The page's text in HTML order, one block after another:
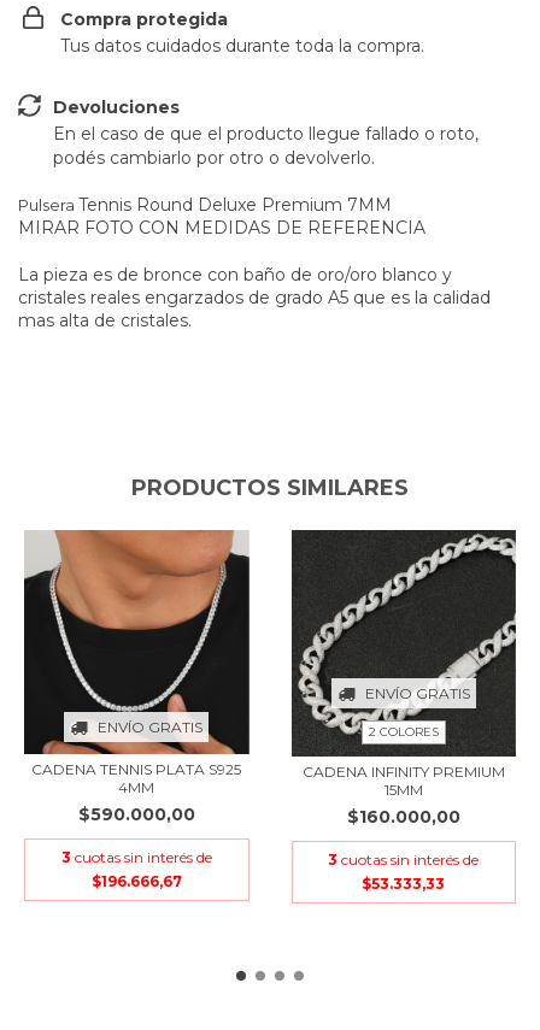
Compra protegida
Tus datos cuidados durante toda la compra.
Devoluciones
En el caso de que el producto llegue fallado o roto,
podés cambiarlo por otro o devolverlo.
Pulsera Tennis Round Deluxe Premium 7MM
MIRAR FOTO CON MEDIDAS DE REFERENCIA
La pieza es de bronce con baño de oro/oro blanco y
cristales reales engarzados de grado A5 que es la calidad
mas alta de cristales.
PRODUCTOS SIMILARES
ENVÍO GRATIS
CADENA TENNIS PLATA S925
4MM
$590.000,00
3 cuotas sin interés de
$196.666,67
ENVÍO GRATIS
2 COLORES
CADENA INFINITY PREMIUM
15MM
$160.000,00
3 cuotas sin interés de
$53.333,33